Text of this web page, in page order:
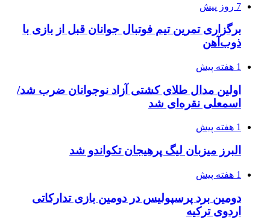
7 روز پیش
برگزاری تمرین تیم فوتبال جوانان قبل از بازی با
ذوب‌آهن
1 هفته پیش
اولین مدال طلای کشتی آزاد نوجوانان ضرب شد/
اسمعلی نقره‌ای شد
1 هفته پیش
البرز میزبان لیگ پرهیجان تکواندو شد
1 هفته پیش
دومین برد پرسپولیس در دومین بازی تدارکاتی
اردوی ترکیه